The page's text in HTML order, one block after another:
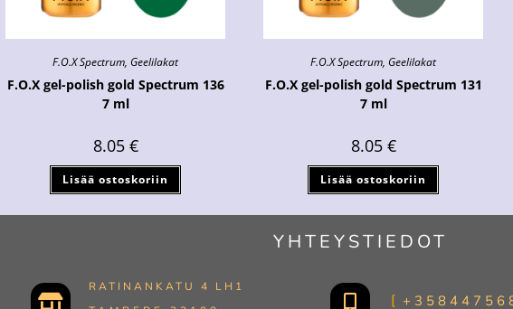
F.O.X Spectrum, Geelilakat
F.O.X gel-polish gold Spectrum 136
7 ml
8.05 €
Lisää ostoskoriin
F.O.X Spectrum, Geelilakat
F.O.X gel-polish gold Spectrum 131
7 ml
8.05 €
Lisää ostoskoriin
YHTEYSTIEDOT
RATINANKATU 4 LH1